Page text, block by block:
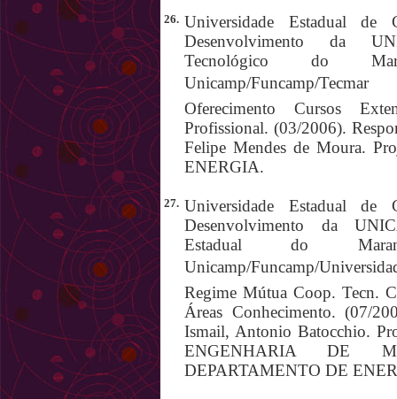
26. Universidade Estadual de
Desenvolvimento da
Tecnológico do
Unicamp/Funcamp/Tecmar
Oferecimento Cursos
Profissional. (03/2006).
Felipe Mendes de Moura.
ENERGIA.
27. Universidade Estadual de
Desenvolvimento da
Estadual do
Unicamp/Funcamp/
Regime Mútua Coop. Tecn.
Áreas Conhecimento. (07/
Ismail, Antonio Batocchio.
ENGENHARIA DE
DEPARTAMENTO DE